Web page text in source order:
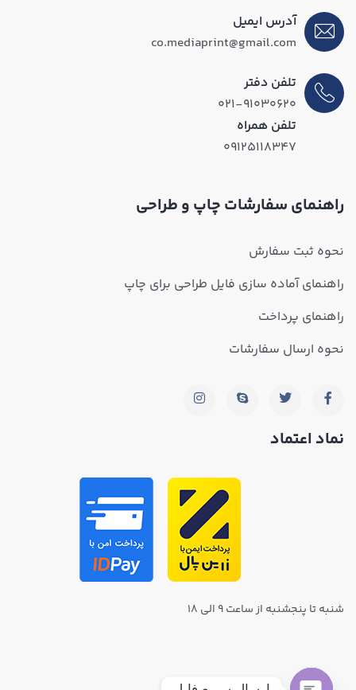
آدرس ایمیل
co.mediaprint@gmail.com
تلفن دفتر
۰۲۱-۹۱۰۳۰۶۲۰
تلفن همراه
۰۹۱۲۵۱۱۸۳۴۷
راهنمای سفارشات چاپ و طراحی
نحوه ثبت سفارش
راهنمای آماده سازی فایل طراحی برای چاپ
راهنمای پرداخت
نحوه ارسال سفارشات
نماد اعتماد
شنبه تا پنجشنبه از ساعت ۹ الی ۱۸